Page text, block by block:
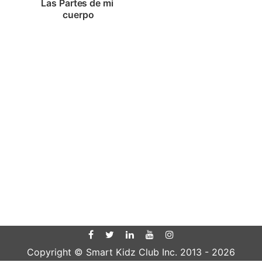
Las Partes de mi
cuerpo
Copyright © Smart Kidz Club Inc. 2013 - 2026